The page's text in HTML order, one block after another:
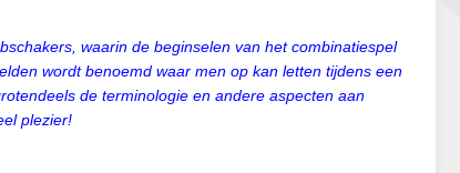
waarin de beginselen van het combinatiespel
wordt benoemd waar men op kan letten tijdens een
de terminologie en andere aspecten aan
plezier!